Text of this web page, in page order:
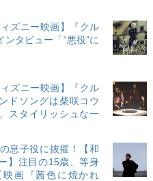
ィズニー映画】『クル
ンタビュー「“悪役”に
ィズニー映画】『クル
ドソングは柴咲コウ
スタイリッシュな一
息子役に抜擢！【和
】注目の15歳、等身
映画『茜色に焼かれ